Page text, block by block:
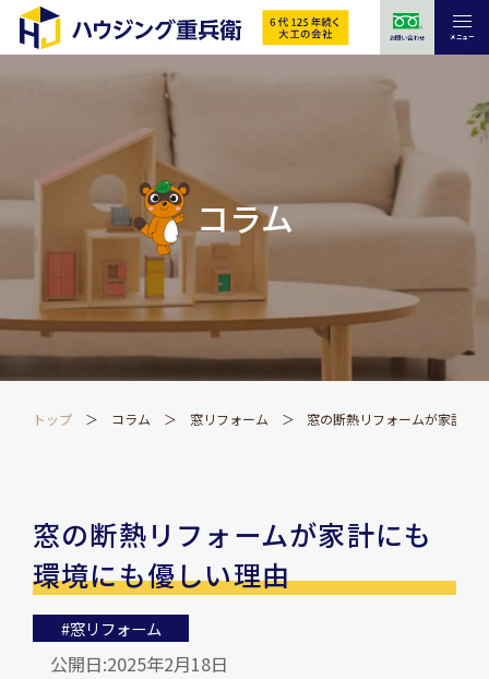
お問い合わせ メニュー
コラム
トップ コラム 窓リフォーム 窓の断熱リフォームが家計に
窓の断熱リフォームが家計にも
環境にも優しい理由
#窓リフォーム
公開日:2025年2月18日